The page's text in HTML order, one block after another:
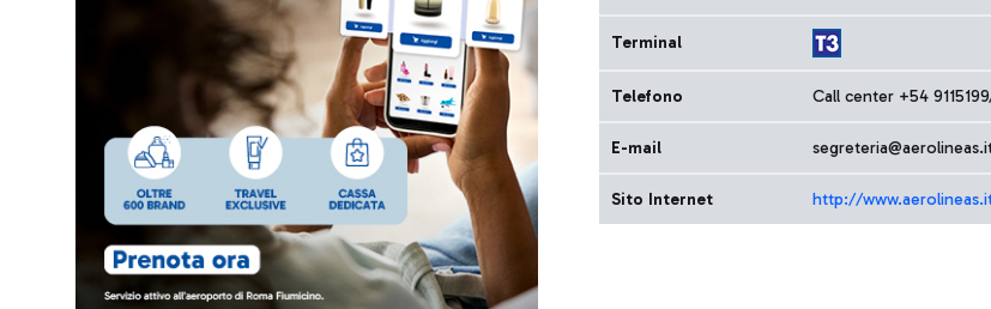
Terminal
Telefono Call center +54
E-mail
Sito Internet http://